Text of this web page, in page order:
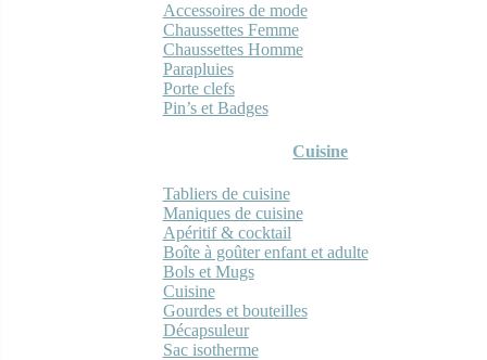
Accessoires de mode
Chaussettes Femme
Chaussettes Homme
Parapluies
Porte clefs
Pin’s et Badges
Cuisine
Tabliers de cuisine
Maniques de cuisine
Apéritif & cocktail
Boîte à goûter enfant et adulte
Bols et Mugs
Cuisine
Gourdes et bouteilles
Décapsuleur
Sac isotherme